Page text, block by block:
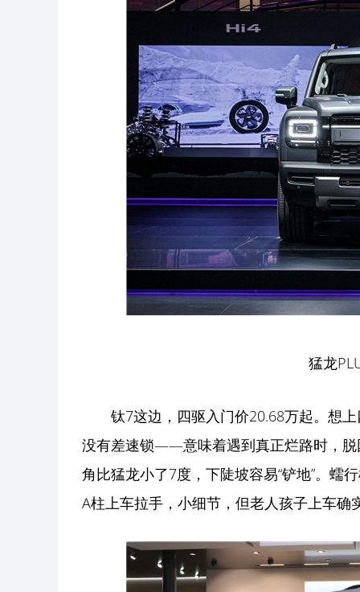
猛龙
钛7这边，四驱入门价20.68万起。想
没有差速锁——意味着遇到真正烂路时，脱
角比猛龙小了7度，下陡坡容易“铲地”。蠕
A柱上车拉手，小细节，但老人孩子上车确